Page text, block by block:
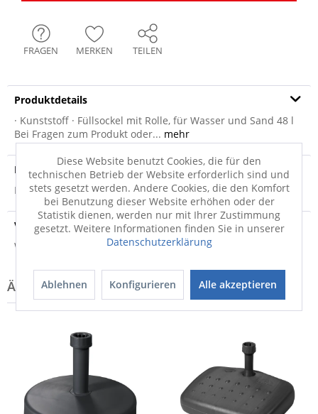
FRAGEN MERKEN TEILEN
Produktdetails
· Kunststoff · Füllsockel mit Rolle, für Wasser und Sand 48 l
Bei Fragen zum Produkt oder... mehr
Produktsicherheit
Produktsicherheit
Versandinfo
Weitere Informationen zum Versand...
Diese Website benutzt Cookies, die für den
technischen Betrieb der Website erforderlich sind und
stets gesetzt werden. Andere Cookies, die den Komfort
bei Benutzung dieser Website erhöhen oder der
Statistik dienen, werden nur mit Ihrer Zustimmung
gesetzt. Weitere Informationen finden Sie in unserer
Datenschutzerklärung
Ablehnen Konfigurieren Alle akzeptieren